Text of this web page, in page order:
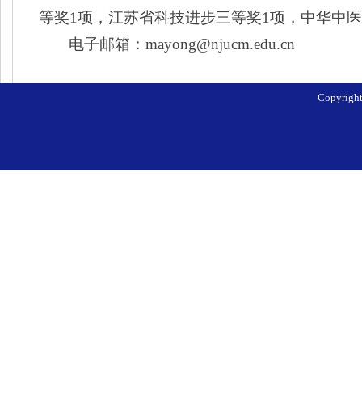
等奖1项，江苏省科技进步三等奖1项，中华中
电子邮箱： mayong@njucm.edu.cn